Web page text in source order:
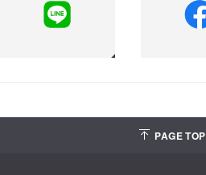
PAGE TOP